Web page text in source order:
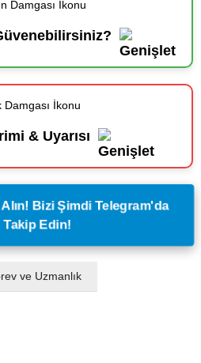
& Uyarısı
Bizi Şimdi Telegram'da
Takip Edin!
ve Uzmanlık